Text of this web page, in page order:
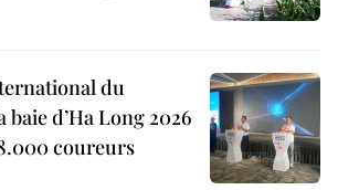
du
d’Ha Long 2026
coureurs